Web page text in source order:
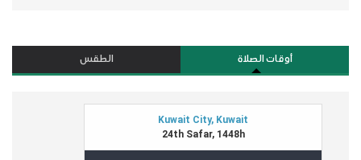
أوقات الصلاة الطقس